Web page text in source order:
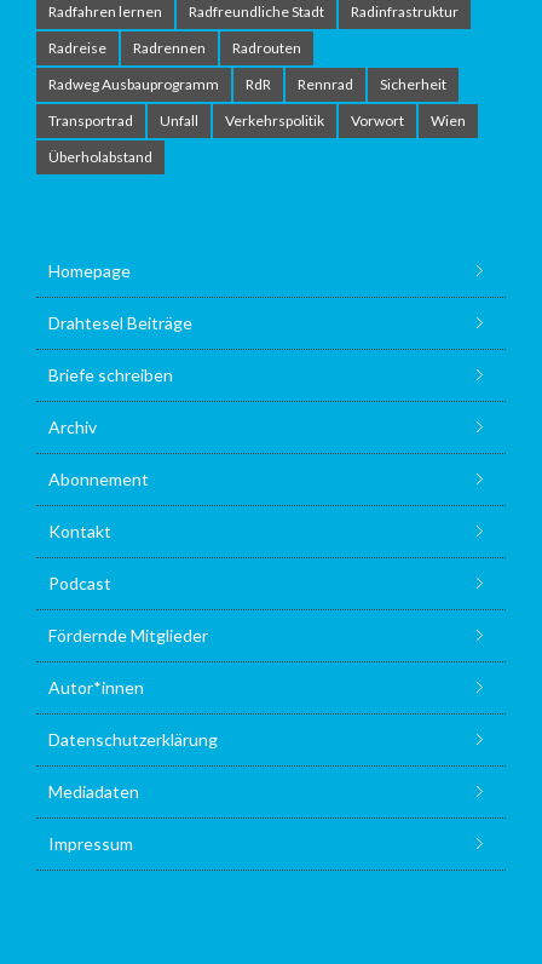
Radfahren lernen
Radfreundliche Stadt
Radinfrastruktur
Radreise
Radrennen
Radrouten
Radweg Ausbauprogramm
RdR Rennrad
Sicherheit
Transportrad
Unfall Verkehrspolitik Vorwort
Wien
Überholabstand
Homepage
Drahtesel Beiträge
Briefe schreiben
Archiv
Abonnement
Kontakt
Podcast
Fördernde Mitglieder
Autor*innen
Datenschutzerklärung
Mediadaten
Impressum